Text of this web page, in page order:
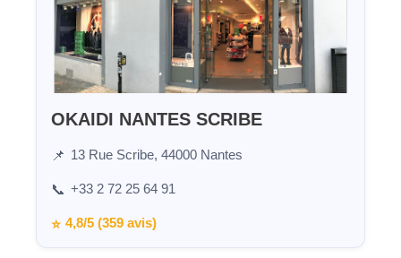
OKAIDI NANTES SCRIBE
📌 13 Rue Scribe, 44000 Nantes
📞 +33 2 72 25 64 91
⭐ 4,8/5 (359 avis)